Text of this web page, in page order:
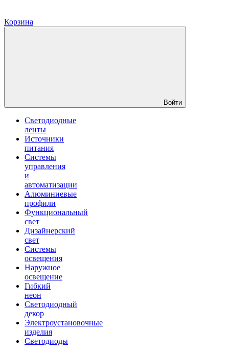
Корзина
Войти
Светодиодные
ленты
Источники
питания
Системы
управления
и
автоматизации
Алюминиевые
профили
Функциональный
свет
Дизайнерский
свет
Системы
освещения
Наружное
освещение
Гибкий
неон
Светодиодный
декор
Электроустановочные
изделия
Светодиоды